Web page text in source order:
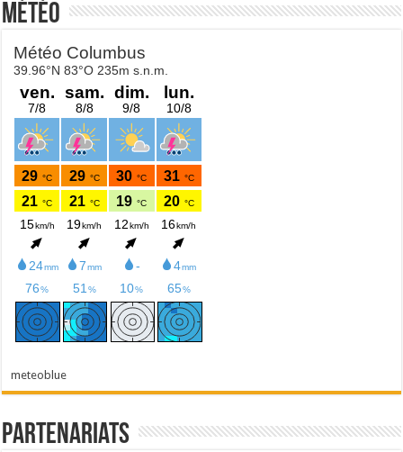
Météo
meteoblue
Partenariats